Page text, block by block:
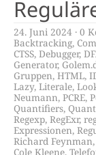
24. Juni 2024 0
Backtracking,
CTSS, Debugger,
Generator,
Gruppen, HTML,
Lazy,Literale,
Neumann, PCRE,
Quantifiers,
Regexp, RegExr,
Expressionen,
Richard Feynman,
Cole Kleene,